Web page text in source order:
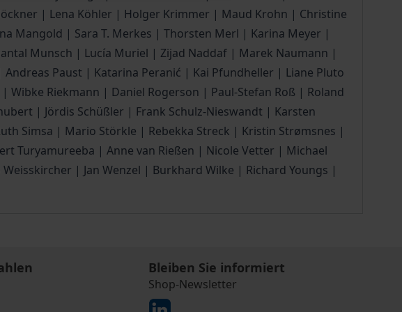
| Lena Köhler | Holger Krimmer | Maud Krohn | Christine
Mangold | Sara T. Merkes | Thorsten Merl | Karina Meyer |
Munsch | Lucía Muriel | Zijad Naddaf | Marek Naumann |
Paust | Katarina Peranić | Kai Pfundheller | Liane Pluto
Riekmann | Daniel Rogerson | Paul-Stefan Roß | Roland
| Jördis Schüßler | Frank Schulz-Nieswandt | Karsten
Simsa | Mario Störkle | Rebekka Streck | Kristin Strømsnes |
Turyamureeba | Anne van Rießen | Nicole Vetter | Michael
| Jan Wenzel | Burkhard Wilke | Richard Youngs |
Bleiben Sie informiert
Shop-Newsletter